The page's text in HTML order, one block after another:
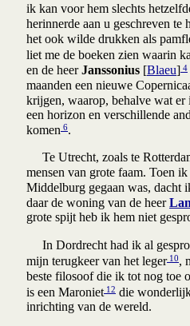
ik kan voor hem slechts
herinnerde aan u geschreven te
het ook wilde drukken als
liet me de boeken zien waarin
en de heerJanssonius [Blaeu] 4
maanden een nieuwe
krijgen, waarop, behalve wat er
een horizon en verschillende
komen 6.
Te Utrecht, zoals te
mensen van grote faam. Toen
Middelburg gegaan was, dacht
daar de woning van de heer
grote spijt heb ik hem niet
In Dordrecht had ik al
mijn terugkeer van het leger10,
beste filosoof die ik tot nog toe
is een Maroniet 12 die
inrichting van de wereld.